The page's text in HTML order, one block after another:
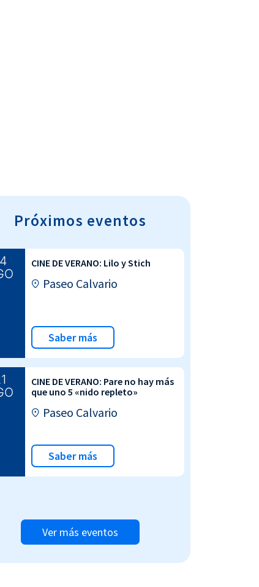
Próximos eventos
CINE DE VERANO: Lilo y Stich
Paseo Calvario
Saber más
CINE DE VERANO: Pare no hay más
que uno 5 «nido repleto»
Paseo Calvario
Saber más
Ver más eventos